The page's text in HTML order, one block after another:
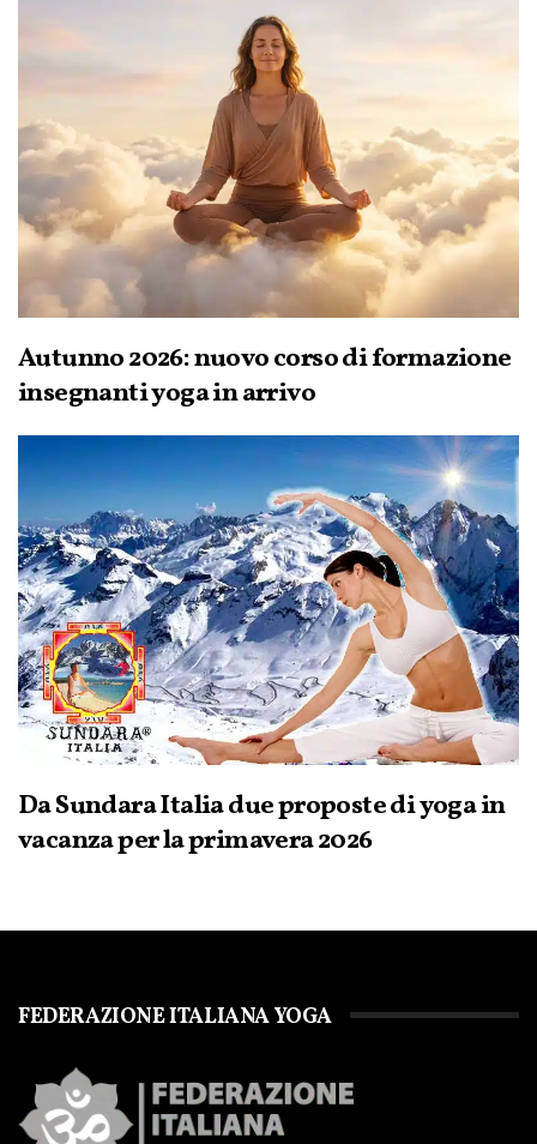
Autunno 2026: nuovo corso di formazione
insegnanti yoga in arrivo
Da Sundara Italia due proposte di yoga in
vacanza per la primavera 2026
FEDERAZIONE ITALIANA YOGA